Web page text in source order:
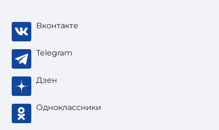
Вконтакте
Telegram
Дзен
Одноклассники